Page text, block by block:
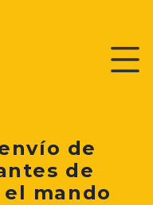
de
de
mando